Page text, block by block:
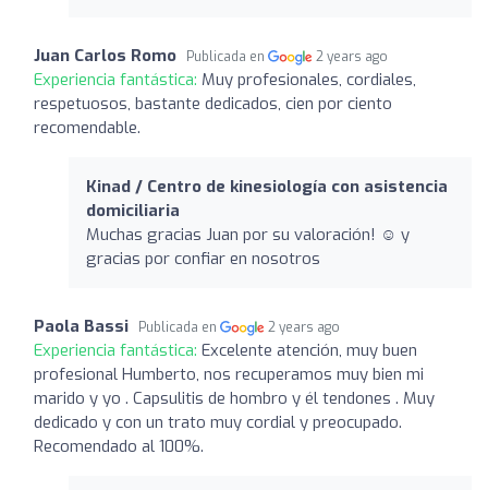
Juan Carlos Romo Publicada en 2 years ago
Experiencia fantástica: Muy profesionales, cordiales,
respetuosos, bastante dedicados, cien por ciento
recomendable.
Kinad / Centro de kinesiología con asistencia
domiciliaria
Muchas gracias Juan por su valoración! ☺️ y
gracias por confiar en nosotros
Paola Bassi Publicada en 2 years ago
Experiencia fantástica: Excelente atención, muy buen
profesional Humberto, nos recuperamos muy bien mi
marido y yo . Capsulitis de hombro y él tendones . Muy
dedicado y con un trato muy cordial y preocupado.
Recomendado al 100%.